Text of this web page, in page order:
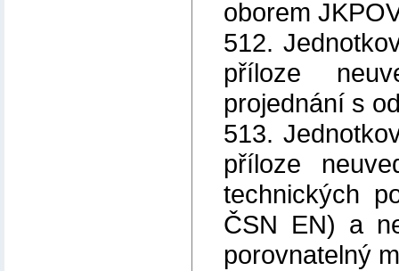
oborem
512.
příloze
projednání s
513.
příloze
technických
ČSN EN) a
porovnatelný